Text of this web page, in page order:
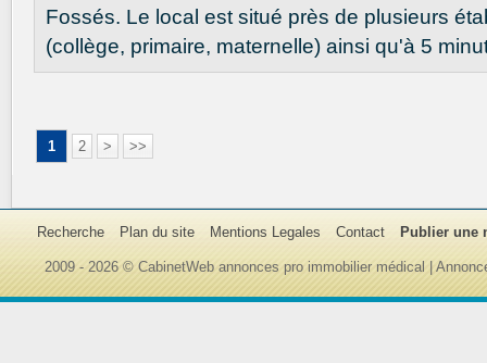
Fossés. Le local est situé près de plusieurs
(collège, primaire, maternelle) ainsi qu'à 5
1 2 > >>
Recherche Plan du site Mentions Legales Contact Publier une
2009 - 2026 © CabinetWeb annonces pro immobilier médical |